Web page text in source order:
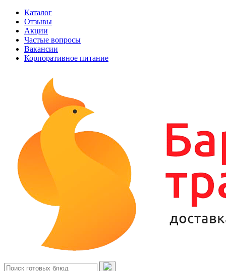
Каталог
Отзывы
Акции
Частые вопросы
Вакансии
Корпоративное питание